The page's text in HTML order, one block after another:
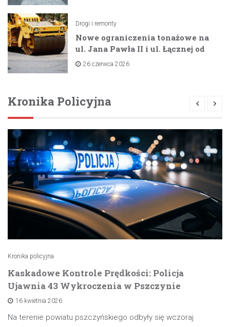
Drogi i remonty
Nowe ograniczenia tonażowe na
ul. Jana Pawła II i ul. Łącznej od
lipca 2026 roku
26 czerwca 2026
Kronika Policyjna
Kronika policyjna
Kaskadowe Kontrole Prędkości: Policja
Ujawnia 43 Wykroczenia w Pszczynie
16 kwietnia 2026
Na terenie powiatu pszczyńskiego odbyły się wczoraj